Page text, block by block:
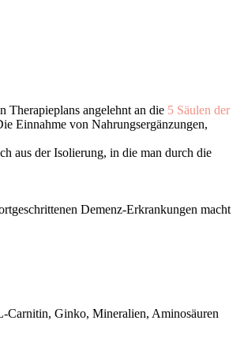
Therapieplans angelehnt an die 5 Säulen der
Einnahme von Nahrungsergänzungen,
aus der Isolierung, in die man durch die
Demenz-Erkrankungen macht
Carnitin, Ginko, Mineralien, Aminosäuren